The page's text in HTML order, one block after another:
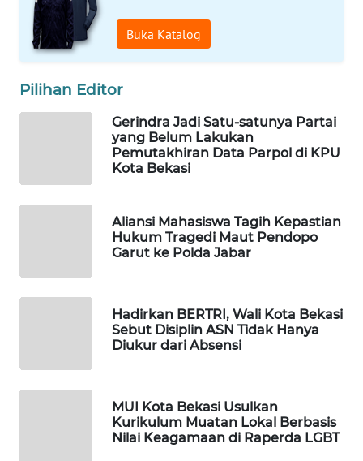
Buka Katalog
Pilihan Editor
Gerindra Jadi Satu-satunya Partai
yang Belum Lakukan
Pemutakhiran Data Parpol di KPU
Kota Bekasi
Aliansi Mahasiswa Tagih Kepastian
Hukum Tragedi Maut Pendopo
Garut ke Polda Jabar
Hadirkan BERTRI, Wali Kota Bekasi
Sebut Disiplin ASN Tidak Hanya
Diukur dari Absensi
MUI Kota Bekasi Usulkan
Kurikulum Muatan Lokal Berbasis
Nilai Keagamaan di Raperda LGBT
MASYARAKAT
KELISTRIKAN
WALINKI
MARTABAT
LPKKI